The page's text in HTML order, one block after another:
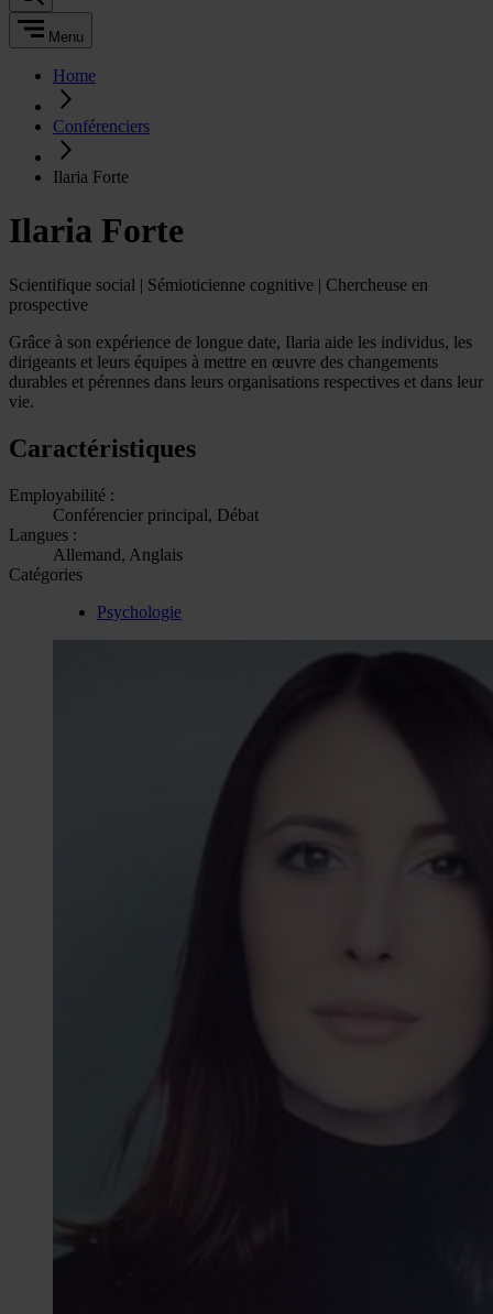
Menu
Home
Conférenciers
Ilaria Forte
Ilaria Forte
Scientifique social | Sémioticienne cognitive | Chercheuse en
prospective
Grâce à son expérience de longue date, Ilaria aide les individus, les
dirigeants et leurs équipes à mettre en œuvre des changements
durables et pérennes dans leurs organisations respectives et dans leur
vie.
Caractéristiques
Employabilité :
Conférencier principal, Débat
Langues :
Allemand, Anglais
Catégories
Psychologie